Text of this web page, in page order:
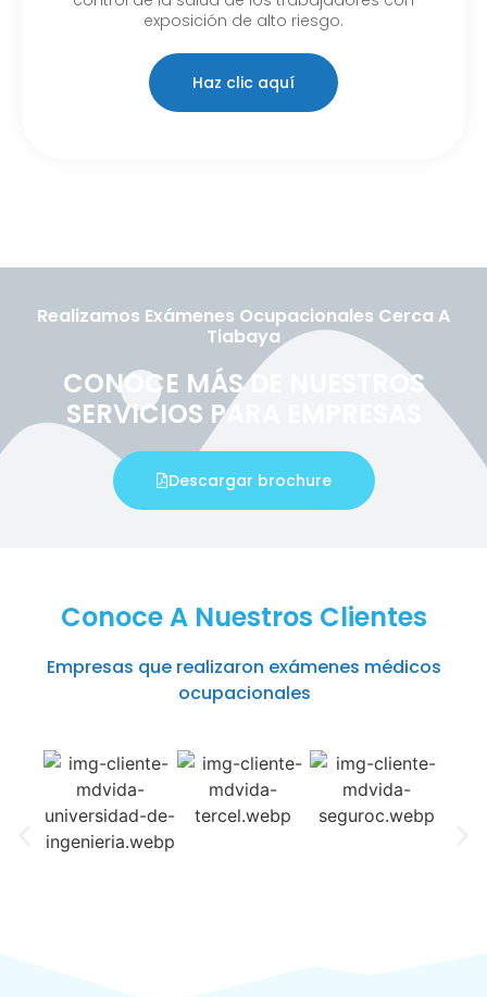
exposición de alto riesgo.
Haz clic aquí
Realizamos Exámenes Ocupacionales Cerca A
Tiabaya
CONOCE MÁS DE NUESTROS
SERVICIOS PARA EMPRESAS
Descargar brochure
Conoce A Nuestros Clientes
Empresas que realizaron exámenes médicos
ocupacionales